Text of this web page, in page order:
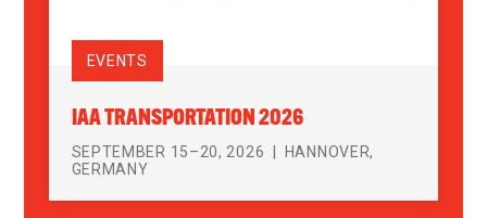
EVENTS
IAA TRANSPORTATION 2026
SEPTEMBER 15–20, 2026
HANNOVER,
GERMANY